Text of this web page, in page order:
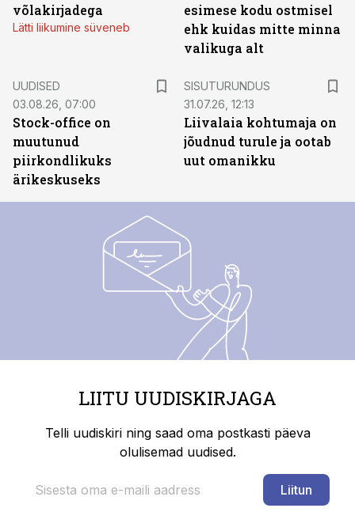
võlakirjadega
Lätti liikumine süveneb
esimese kodu ostmisel
ehk kuidas mitte minna
valikuga alt
UUDISED
03.08.26, 07:00
Stock-office on
muutunud
piirkondlikuks
ärikeskuseks
SISUTURUNDUS
31.07.26, 12:13
Liivalaia kohtumaja on
jõudnud turule ja ootab
uut omanikku
LIITU UUDISKIRJAGA
Telli uudiskiri ning saad oma postkasti päeva
olulisemad uudised.
Liitun